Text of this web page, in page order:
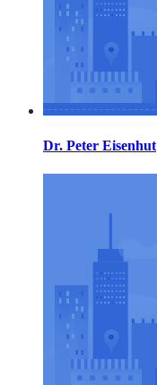
Dr. Peter Eisenhut